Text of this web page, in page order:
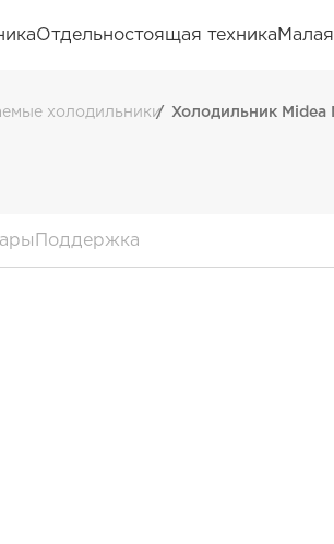
Отдельностоящая техника
холодильники Холодильник Midea
Поддержка